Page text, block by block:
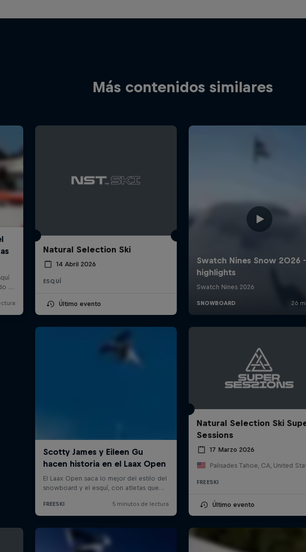
Más contenidos similares
Natural Selection Ski
14 Abril 2026
ESQUÍ
Último evento
Natural Selection Ski
Sessions
17 Marzo 2026
Palisades Tahoe, CA, United
FREESKI
Último evento